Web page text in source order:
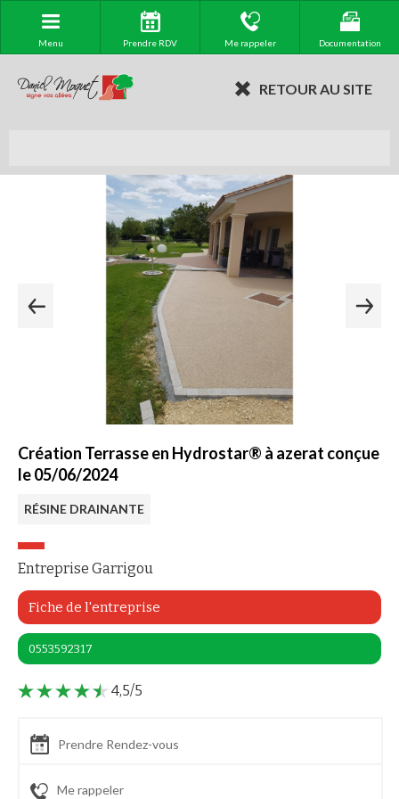
Menu Prendre RDV Me rappeler Documentation
RETOUR AU SITE
Création Terrasse en Hydrostar® à azerat conçue
le 05/06/2024
RÉSINE DRAINANTE
Entreprise Garrigou
Fiche de l'entreprise
0553592317
4,5/5
Prendre Rendez-vous
Me rappeler